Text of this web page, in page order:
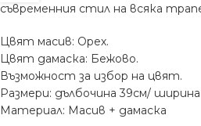
съвременния стил на всяка
Цвят масив: Орех.
Цвят дамаска: Бежово.
Възможност за избор на цвят.
Размери: дълбочина 39см/
Материал: Масив + дамаска